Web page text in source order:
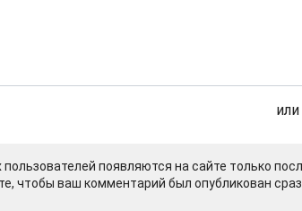
или
появляются на сайте только
чтобы ваш комментарий был опубликован